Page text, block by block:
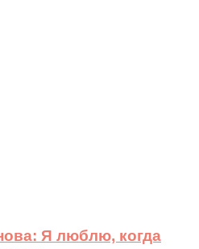
Я люблю, когда